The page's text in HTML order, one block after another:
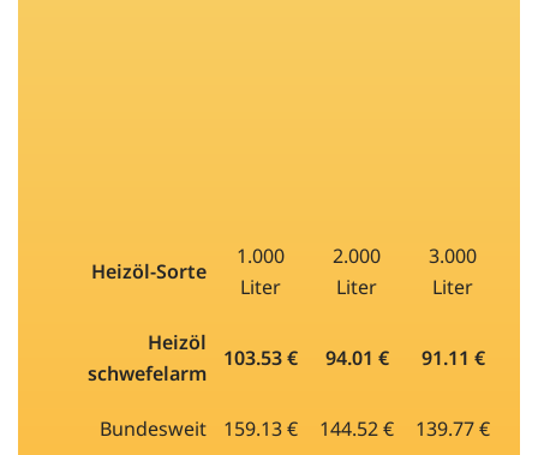
Heizöl-Sorte
1.000
Liter
2.000
Liter
3.000
Liter
Heizöl
schwefelarm
103.53 € 94.01 € 91.11 €
Bundesweit 159.13 € 144.52 € 139.77 €